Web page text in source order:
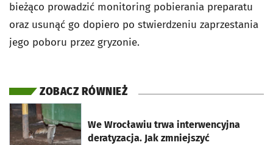
bieżąco prowadzić monitoring pobierania preparatu
oraz usunąć go dopiero po stwierdzeniu zaprzestania
jego poboru przez gryzonie.
ZOBACZ RÓWNIEŻ
We Wrocławiu trwa interwencyjna
deratyzacja. Jak zmniejszyć
otworzy się w nowej karcie